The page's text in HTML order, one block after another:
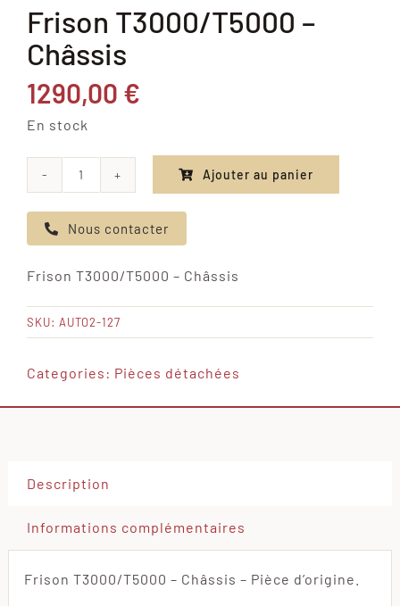
Frison T3000/T5000 –
Châssis
1290,00 €
En stock
de
Frison
-
Châssis
Ajouter au panier
Nous contacter
Frison T3000/T5000 – Châssis
SKU: AUTO2-127
Categories: Pièces détachées
Description
Informations complémentaires
Frison T3000/T5000 – Châssis – Pièce d’origine.